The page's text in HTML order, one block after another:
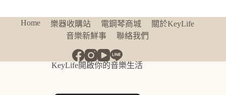
Home 樂器收購站 電鋼琴商城
關於KeyLife
音樂新鮮事
聯絡我們
KeyLife開啟你的音樂生活